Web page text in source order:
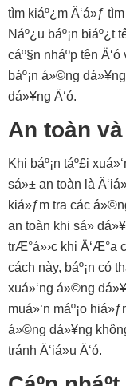
tìm kiáº¿m Ä‘á»ƒ
Náº¿u báº¡n
cáº§n nháº­p tên
báº¡n á»©ng
dá»¥ng Ä‘ó.
An toàn và
Khi báº¡n táº£i
sá»± an toàn là
kiá»ƒm tra các
an toàn khi sá»­
trÆ°á»›c khi Ä‘Æ°a
cách này, báº¡n có
xuá»‘ng á»©ng
muá»‘n máº¡o
á»©ng dá»¥ng
tránh Ä‘iá»u Ä‘ó.